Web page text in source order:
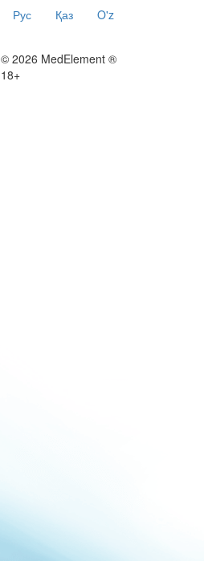
Рус Қаз O'z
© 2026 MedElement ®
18+